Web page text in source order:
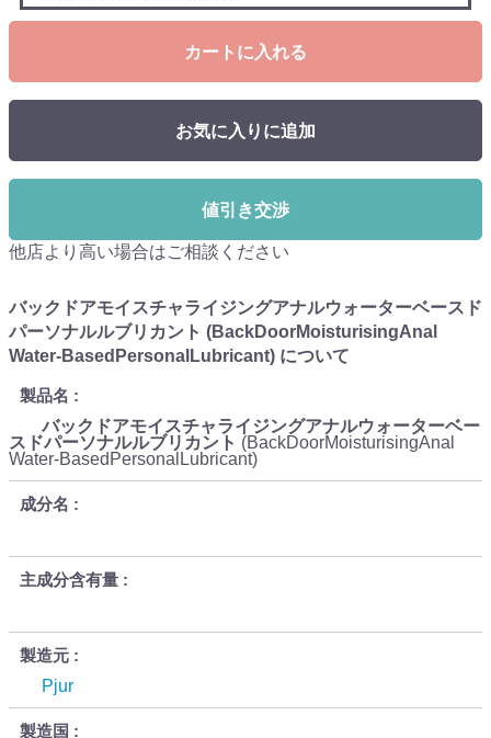
カートに入れる
お気に入りに追加
値引き交渉
他店より高い場合はご相談ください
バックドアモイスチャライジングアナルウォーターベースド
パーソナルルブリカント (BackDoorMoisturisingAnal
Water-BasedPersonalLubricant) について
製品名
バックドアモイスチャライジングアナルウォーターベー
スドパーソナルルブリカント (BackDoorMoisturisingAnal
Water-BasedPersonalLubricant)
成分名
主成分含有量
製造元
Pjur
製造国